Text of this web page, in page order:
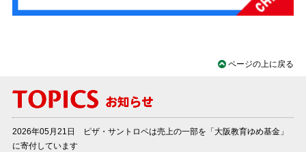
ページの上に戻る
2026年05月21日 ピザ・サントロペは売上の一部を「大阪教育ゆめ基金」
に寄付しています